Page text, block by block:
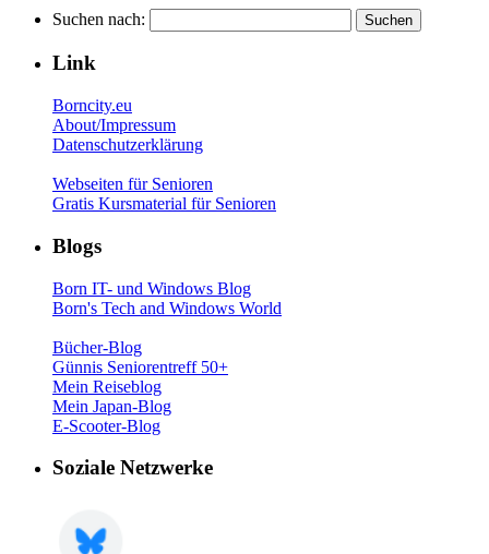
Suchen nach:
Link
Borncity.eu
About/Impressum
Datenschutzerklärung
Webseiten für Senioren
Gratis Kursmaterial für Senioren
Blogs
Born IT- und Windows Blog
Born's Tech and Windows World
Bücher-Blog
Günnis Seniorentreff 50+
Mein Reiseblog
Mein Japan-Blog
E-Scooter-Blog
Soziale Netzwerke